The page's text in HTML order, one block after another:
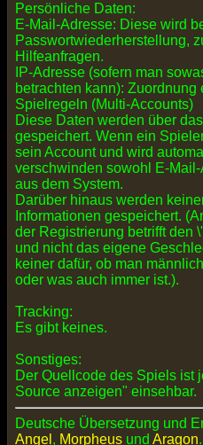
Persönliche Daten:
E-Mail-Adresse: Diese wird
Passwortwiederherstellung,
Hilfeanfragen.
IP-Adresse (sofern man
betrachten kann):
Spielregeln (Multi-Accounts)
Diese Daten werden über
gespeichert. Wenn ein
sein Account und wird
verschwinden sowohl E-
aus dem System.
Darüber hinaus werden
Informationen gespeichert.
der Registrierung betrifft den
und nicht das eigene
keiner dafür, ob man
oder was auch immer ist.).
Tracking:
Es gibt keines.
Sonstiges:
Der Quellcode des Spiels ist
Source anzeigen" einsehbar.
Deutsche Übersetzung und
Angel , Morpheus und Aragon.